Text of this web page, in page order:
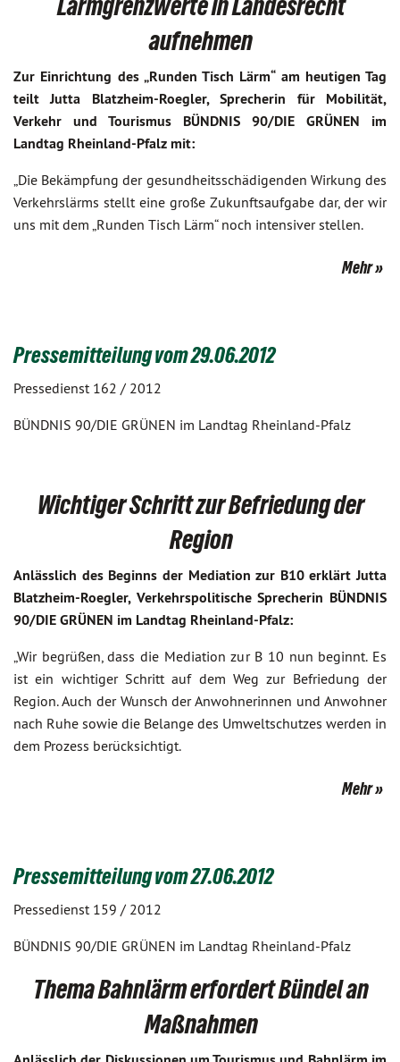
aufnehmen
Zur Einrichtung des „Runden Tisch Lärm“ am heutigen Tag
teilt Jutta Blatzheim-Roegler, Sprecherin für Mobilität,
Verkehr und Tourismus BÜNDNIS 90/DIE GRÜNEN im
Landtag Rheinland-Pfalz mit:
„Die Bekämpfung der gesundheitsschädigenden Wirkung des
Verkehrslärms stellt eine große Zukunftsaufgabe dar, der wir
uns mit dem „Runden Tisch Lärm“ noch intensiver stellen.
Mehr
Pressemitteilung vom 29.06.2012
Pressedienst 162 / 2012
BÜNDNIS 90/DIE GRÜNEN im Landtag Rheinland-Pfalz
Wichtiger Schritt zur Befriedung der
Region
Anlässlich des Beginns der Mediation zur B10 erklärt Jutta
Blatzheim-Roegler, Verkehrspolitische Sprecherin BÜNDNIS
90/DIE GRÜNEN im Landtag Rheinland-Pfalz:
„Wir begrüßen, dass die Mediation zur B 10 nun beginnt. Es
ist ein wichtiger Schritt auf dem Weg zur Befriedung der
Region. Auch der Wunsch der Anwohnerinnen und Anwohner
nach Ruhe sowie die Belange des Umweltschutzes werden in
dem Prozess berücksichtigt.
Mehr
Pressemitteilung vom 27.06.2012
Pressedienst 159 / 2012
BÜNDNIS 90/DIE GRÜNEN im Landtag Rheinland-Pfalz
Thema Bahnlärm erfordert Bündel an
Maßnahmen